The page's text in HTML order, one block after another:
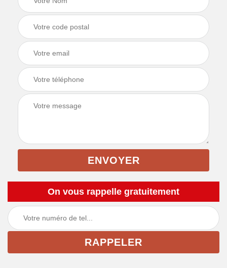
On vous rappelle gratuitement